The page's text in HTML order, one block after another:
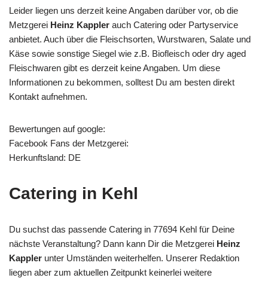
Leider liegen uns derzeit keine Angaben darüber vor, ob die
Metzgerei Heinz Kappler auch Catering oder Partyservice
anbietet. Auch über die Fleischsorten, Wurstwaren, Salate und
Käse sowie sonstige Siegel wie z.B. Biofleisch oder dry aged
Fleischwaren gibt es derzeit keine Angaben. Um diese
Informationen zu bekommen, solltest Du am besten direkt
Kontakt aufnehmen.
Bewertungen auf google:
Facebook Fans der Metzgerei:
Herkunftsland: DE
Catering in Kehl
Du suchst das passende Catering in 77694 Kehl für Deine
nächste Veranstaltung? Dann kann Dir die Metzgerei Heinz
Kappler unter Umständen weiterhelfen. Unserer Redaktion
liegen aber zum aktuellen Zeitpunkt keinerlei weitere